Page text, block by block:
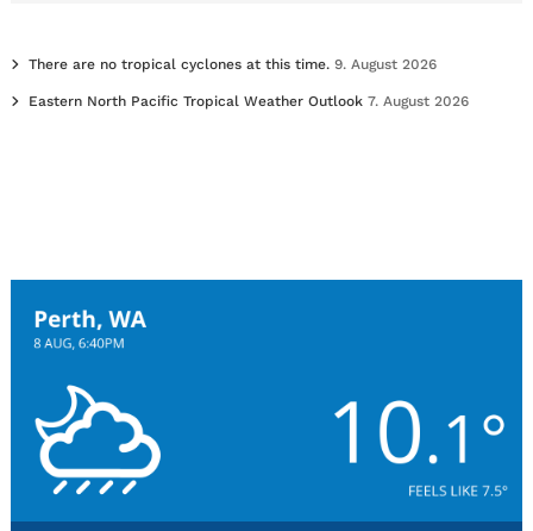
There are no tropical cyclones at this time. 9. August 2026
Eastern North Pacific Tropical Weather Outlook 7. August 2026